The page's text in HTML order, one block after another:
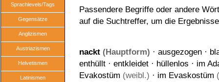
Sprachlevels/Tags
Gegensätze
Anglizismen
Austriazismen
Helvetismen
Latinismen
Passendere Begriffe oder andere
auf die Suchtreffer, um die
nackt (Hauptform) · ausgezogen ·
enthüllt · entkleidet · hüllenlos · im
Evakostüm (weibl.) · im Evaskostüm